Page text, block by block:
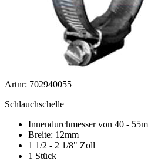
Artnr: 702940055
Schlauchschelle
Innendurchmesser von 40 -
Breite: 12mm
1 1/2 - 2 1/8" Zoll
1 Stück